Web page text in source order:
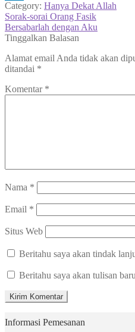
LinkedIn
Category: Hanya Dekat Allah
Navigasi
pos
Previous
post:
Sorak-sorai Orang Fasik
Next
post:
Bersabarlah dengan Aku
Tinggalkan Balasan
Alamat email Anda tidak akan
ditandai *
Komentar *
Nama *
Email *
Situs Web
Beritahu saya akan tindak
Beritahu saya akan tulisan
Informasi Pemesanan